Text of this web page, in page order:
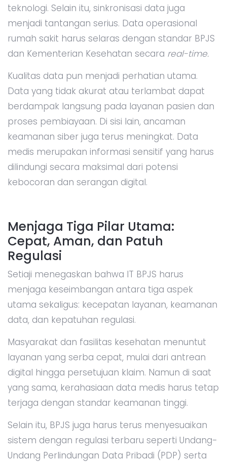
teknologi. Selain itu, sinkronisasi data juga
menjadi tantangan serius. Data operasional
rumah sakit harus selaras dengan standar BPJS
dan Kementerian Kesehatan secara real-time.
Kualitas data pun menjadi perhatian utama.
Data yang tidak akurat atau terlambat dapat
berdampak langsung pada layanan pasien dan
proses pembiayaan. Di sisi lain, ancaman
keamanan siber juga terus meningkat. Data
medis merupakan informasi sensitif yang harus
dilindungi secara maksimal dari potensi
kebocoran dan serangan digital.
Menjaga Tiga Pilar Utama:
Cepat, Aman, dan Patuh
Regulasi
Setiaji menegaskan bahwa IT BPJS harus
menjaga keseimbangan antara tiga aspek
utama sekaligus: kecepatan layanan, keamanan
data, dan kepatuhan regulasi.
Masyarakat dan fasilitas kesehatan menuntut
layanan yang serba cepat, mulai dari antrean
digital hingga persetujuan klaim. Namun di saat
yang sama, kerahasiaan data medis harus tetap
terjaga dengan standar keamanan tinggi.
Selain itu, BPJS juga harus terus menyesuaikan
sistem dengan regulasi terbaru seperti Undang-
Undang Perlindungan Data Pribadi (PDP) serta